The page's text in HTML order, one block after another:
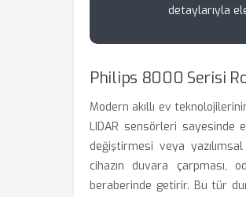
detaylarıyla
Philips 8000 Serisi
Modern akıllı ev
LIDAR sensörleri sayesinde
değiştirmesi veya
cihazın duvara çarpması,
beraberinde getirir. Bu tür